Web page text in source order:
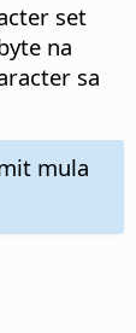
set
na
sa
mula